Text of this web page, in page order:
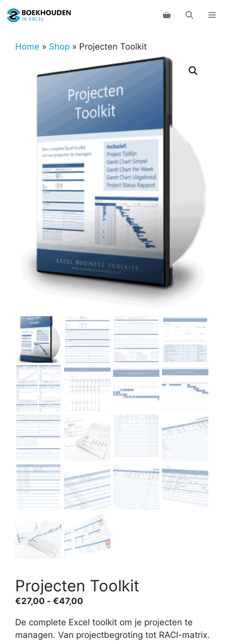
naar
inhoudHome » Shop » Projecten Toolkit
Projecten Toolkit
€27,00 - €47,00
tot
€47,00
De complete Excel toolkit om je projecten te
managen. Van projectbegroting tot RACI-matrix.